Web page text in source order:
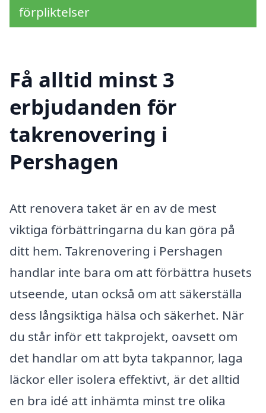
förpliktelser
Få alltid minst 3
erbjudanden för
takrenovering i
Pershagen
Att renovera taket är en av de mest
viktiga förbättringarna du kan göra på
ditt hem. Takrenovering i Pershagen
handlar inte bara om att förbättra husets
utseende, utan också om att säkerställa
dess långsiktiga hälsa och säkerhet. När
du står inför ett takprojekt, oavsett om
det handlar om att byta takpannor, laga
läckor eller isolera effektivt, är det alltid
en bra idé att inhämta minst tre olika